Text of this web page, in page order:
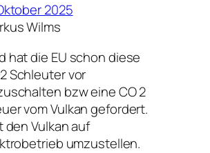
2025
Wilms
hat die EU schon diese
Schleuter vor
bzw eine CO 2
vom Vulkan gefordert.
den Vulkan auf
umzustellen.